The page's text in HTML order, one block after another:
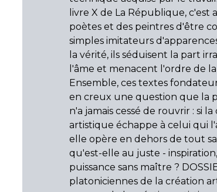
livre X de La République, c'est
poètes et des peintres d'être
simples imitateurs
la vérité, ils séduisent la part
l'âme et menacent l'ordre de la
Ensemble, ces textes
en creux une question que la
n'a jamais cessé de rouvrir : si
artistique échappe à celui qui
elle opère en dehors de tout
qu'est-elle au juste -
puissance sans maître ?
platoniciennes de la création